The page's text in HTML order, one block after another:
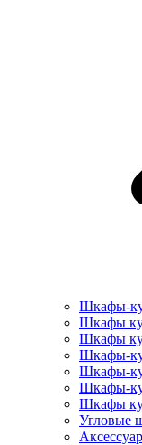
Шкафы-
Шкафы
Шкафы
Шкафы-
Шкафы-
Шкафы-
Шкафы
Угловые